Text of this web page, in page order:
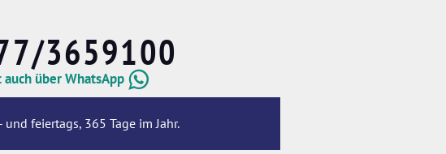
3659100
auch über WhatsApp
feiertags, 365 Tage im Jahr.